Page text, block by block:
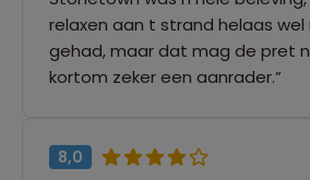
relaxen aan t strand helaas wel
gehad, maar dat mag de pret
kortom zeker een aanrader.”
8,0